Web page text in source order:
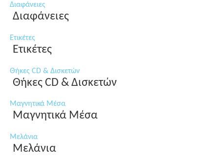
Διαφάνειες
Διαφάνειες
Ετικέτες
Ετικέτες
Θήκες CD & Δισκετών
Θήκες CD & Δισκετών
Μαγνητικά Μέσα
Μαγνητικά Μέσα
Μελάνια
Μελάνια